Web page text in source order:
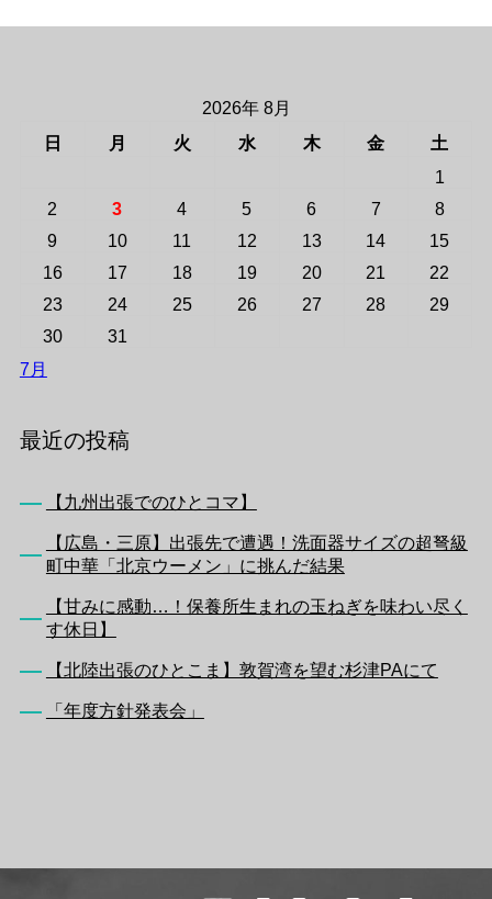
2026年 8月
日
月 火 水 木 金
土
1
2
3 4 5 6 7
8
9
10 11 12 13 14
15
16
17 18 19 20 21
22
23
24 25 26 27 28
29
30
31
7月
最近の投稿
【九州出張でのひとコマ】
【広島・三原】出張先で遭遇！洗面器サイズの超弩級
町中華「北京ウーメン」に挑んだ結果
【甘みに感動…！保養所生まれの玉ねぎを味わい尽く
す休日】
【北陸出張のひとこま】敦賀湾を望む杉津PAにて
「年度方針発表会」